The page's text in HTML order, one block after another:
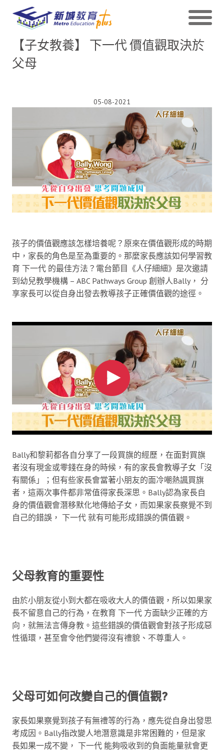
【子女教養】 下一代 價值觀取決於
父母
05-08-2021
孩子的價值觀應該怎樣培養呢？原來在價值觀形成的時期
中，家長的角色是至為重要的。那麼家長應該如何學習教
育 下一代 的最佳方法？電台節目《人仔細細》是次邀請
到幼兒教學機構 – ABC Pathways Group 創辦人Bally， 分
享家長可以從自身出發去教導孩子正確價值觀的途徑。
Bally和黎莉都各自分享了一段買旗的經歷，在面對買旗
者沒有現金或零錢在身的時候，有的家長會教導子女「沒
有關係」；但有些家長會當著小朋友的面冷嘲熱諷買旗
者，這兩次事件都非常值得家長深思。Bally認為家長自
身的價值觀會潛移默化地傳給子女，而如果家長察覺不到
自己的錯誤， 下一代 就有可能形成錯誤的價值觀。
父母教育的重要性
由於小朋友從小到大都在吸收大人的價值觀，所以如果家
長不留意自己的行為，在教育 下一代 方面缺少正確的方
向，就無法言傳身教。這些錯誤的價值觀會對孩子形成惡
性循環，甚至會令他們變得沒有禮貌、不尊重人。
父母可如何改變自己的價值觀?
家長如果察覺到孩子有無禮等的行為，應先從自身出發思
考成因。Bally指改變人地潛意識是非常困難的，但是家
長如果一成不變， 下一代 能夠吸收到的負面能量就會更